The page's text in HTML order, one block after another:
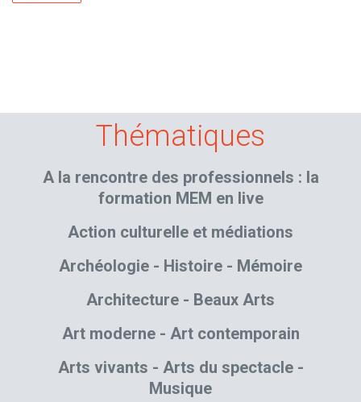
Thématiques
A la rencontre des professionnels : la
formation MEM en live
Action culturelle et médiations
Archéologie - Histoire - Mémoire
Architecture - Beaux Arts
Art moderne - Art contemporain
Arts vivants - Arts du spectacle -
Musique